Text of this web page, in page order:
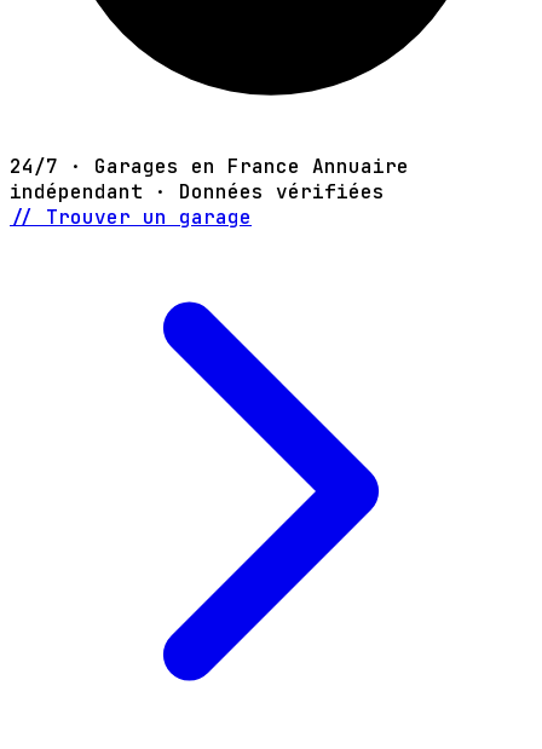
24/7 · Garages en France Annuaire
indépendant · Données vérifiées
// Trouver un garage